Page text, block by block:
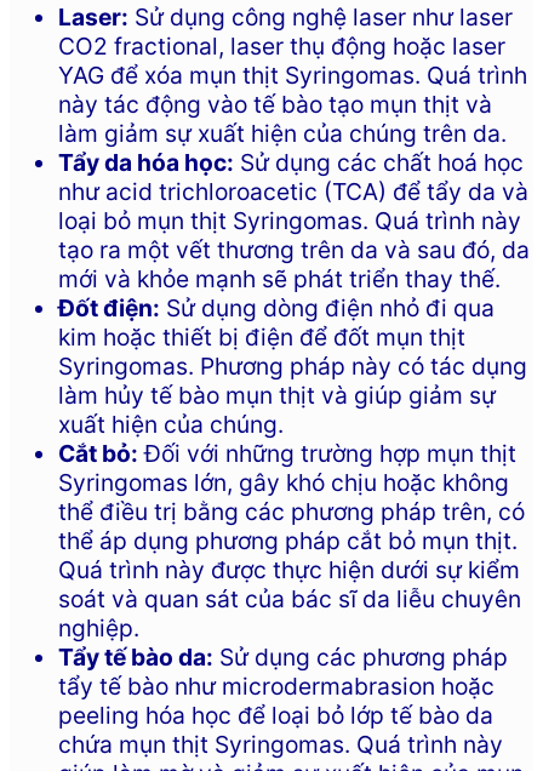
Laser: Sử dụng công nghệ laser như laser
CO2 fractional, laser thụ động hoặc laser
YAG để xóa mụn thịt Syringomas. Quá trình
này tác động vào tế bào tạo mụn thịt và
làm giảm sự xuất hiện của chúng trên da.
Tẩy da hóa học: Sử dụng các chất hoá học
như acid trichloroacetic (TCA) để tẩy da và
loại bỏ mụn thịt Syringomas. Quá trình này
tạo ra một vết thương trên da và sau đó, da
mới và khỏe mạnh sẽ phát triển thay thế.
Đốt điện: Sử dụng dòng điện nhỏ đi qua
kim hoặc thiết bị điện để đốt mụn thịt
Syringomas. Phương pháp này có tác dụng
làm hủy tế bào mụn thịt và giúp giảm sự
xuất hiện của chúng.
Cắt bỏ: Đối với những trường hợp mụn thịt
Syringomas lớn, gây khó chịu hoặc không
thể điều trị bằng các phương pháp trên, có
thể áp dụng phương pháp cắt bỏ mụn thịt.
Quá trình này được thực hiện dưới sự kiểm
soát và quan sát của bác sĩ da liễu chuyên
nghiệp.
Tẩy tế bào da: Sử dụng các phương pháp
tẩy tế bào như microdermabrasion hoặc
peeling hóa học để loại bỏ lớp tế bào da
chứa mụn thịt Syringomas. Quá trình này